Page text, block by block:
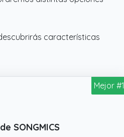
características
Mejor #1
SONGMICS